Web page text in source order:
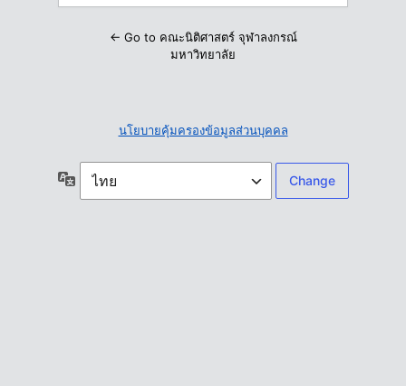
← Go to คณะนิติศาสตร์ จุฬาลงกรณ์
มหาวิทยาลัย
นโยบายคุ้มครองข้อมูลส่วนบุคคล
ภาษา